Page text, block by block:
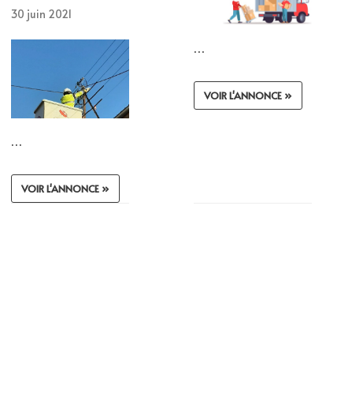
30 juin 2021
…
VOIR L'ANNONCE »
…
VOIR L'ANNONCE »